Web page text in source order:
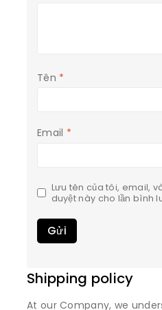
Tên *
Email *
Lưu tên của tôi, email,
duyệt này cho lần bình
Shipping policy
At our Company, we